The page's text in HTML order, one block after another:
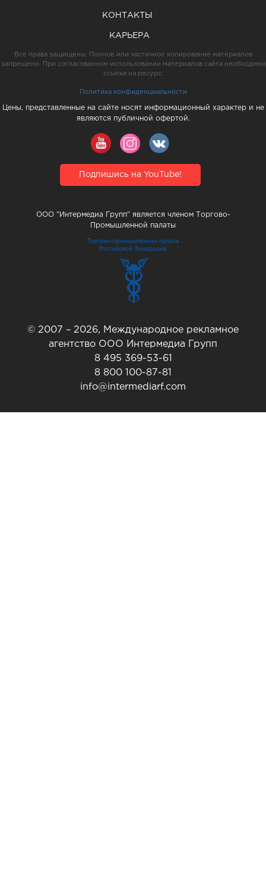
КОНТАКТЫ
КАРЬЕРА
Все права защищены. Полное или частичное копирование материалов
запрещено. При согласованном использовании материалов сайта необходима
ссылка на ресурс.
Политика конфиденциальности
Цены, представленные на сайте носят информационный характер и не
являются публичной офертой.
Подпишись на YouTube!
ООО "Интермедиа Групп" является членом Торгово-
Промышленной палаты
© 2007 – 2026, Международное рекламное
агентство ООО Интермедиа Групп
8 495 369-53-61
8 800 100-87-81
info@intermediarf.com